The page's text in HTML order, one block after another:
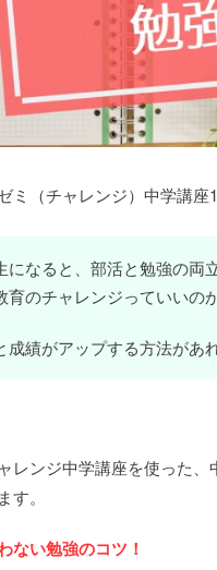
ミ（チャレンジ）中学講座
になると、部活と勉強の両
育のチャレンジっていいの
成績がアップする方法があ
レンジ中学講座を使った、
す。
ない勉強のコツ！